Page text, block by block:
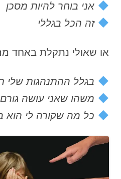
אני בוחר להיות מסכן
זה הכל בגללי
או שאולי נתקלת באחד
בגלל ההתנהגות שלי
משהו שאני עושה גורם
כל מה שקורה לי הוא